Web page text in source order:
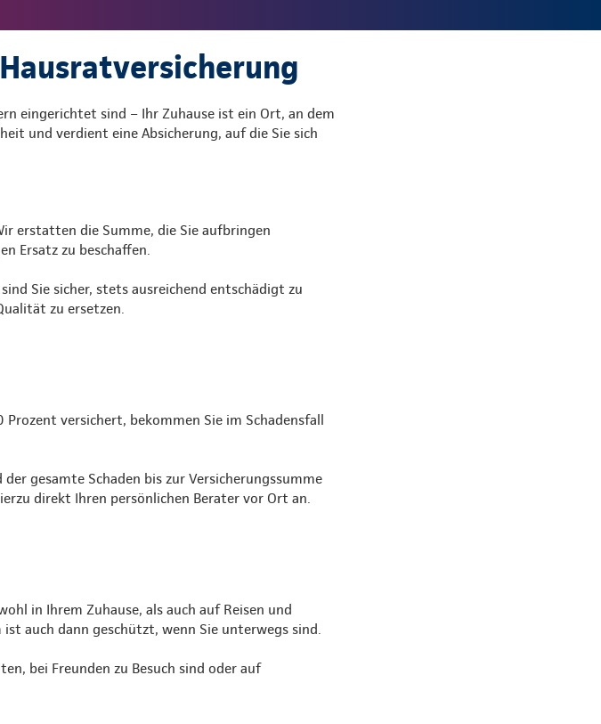
eingerichtet sind – Ihr Zuhause ist ein Ort, an dem
und verdient eine Absicherung, auf die Sie sich
erstatten die Summe, die Sie aufbringen
Ersatz zu beschaffen.
Sie sicher, stets ausreichend entschädigt zu
zu ersetzen.
Prozent versichert, bekommen Sie im Schadensfall
gesamte Schaden bis zur Versicherungssumme
direkt Ihren persönlichen Berater vor Ort an.
in Ihrem Zuhause, als auch auf Reisen und
auch dann geschützt, wenn Sie unterwegs sind.
bei Freunden zu Besuch sind oder auf